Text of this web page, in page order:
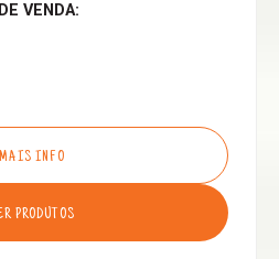
VENDA:
MAIS INFO
PRODUTOS